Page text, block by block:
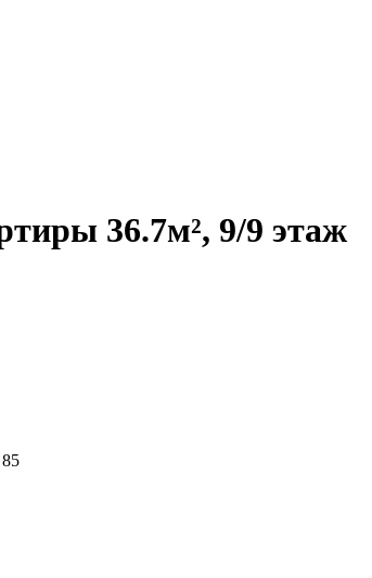
36.7м², 9/9 этаж